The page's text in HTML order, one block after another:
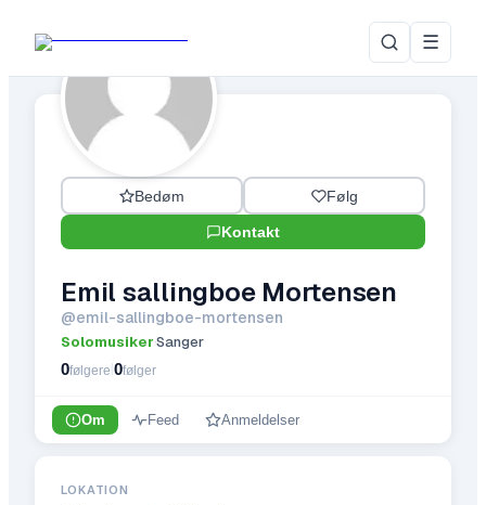
☰
Bedøm Følg
Kontakt
Emil sallingboe Mortensen
@emil-sallingboe-mortensen
Solomusiker·Sanger
0følgere 0følger
Om Feed Anmeldelser
LOKATION